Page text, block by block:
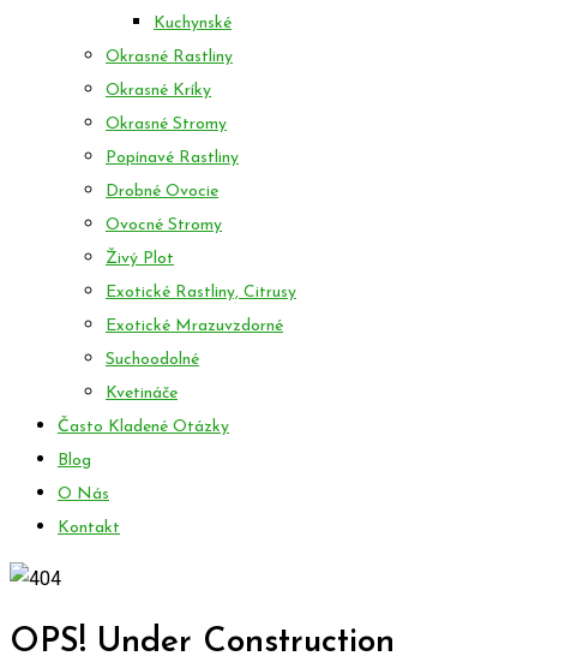
Kuchynské
Okrasné Rastliny
Okrasné Kríky
Okrasné Stromy
Popínavé Rastliny
Drobné Ovocie
Ovocné Stromy
Živý Plot
Exotické Rastliny, Citrusy
Exotické Mrazuvzdorné
Suchoodolné
Kvetináče
Často Kladené Otázky
Blog
O Nás
Kontakt
OPS! Under Construction